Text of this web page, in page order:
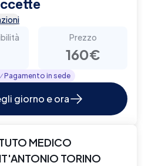
Prezzo
160€
Pagamento in sede
giorno e ora
MEDICO
TORINO